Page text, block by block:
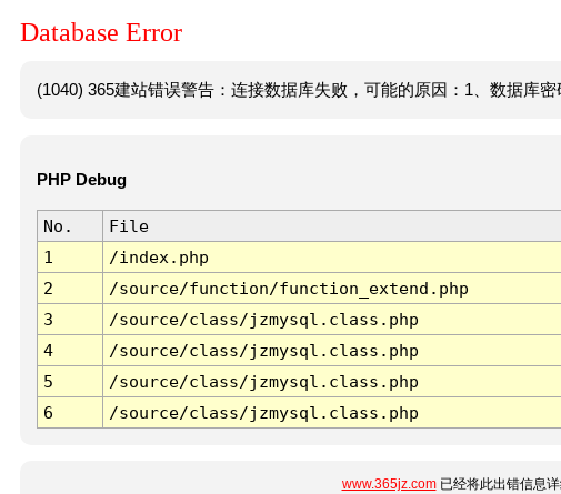
Database Error
(1040) 365建站错误警告：连接数据库失败，可能的原因：1、数据库密
PHP Debug
No. File
1
/index.php
2
/source/function/function_extend.php
3
/source/class/jzmysql.class.php
4
/source/class/jzmysql.class.php
5
/source/class/jzmysql.class.php
6
/source/class/jzmysql.class.php
www.365jz.com已经将此出错信息